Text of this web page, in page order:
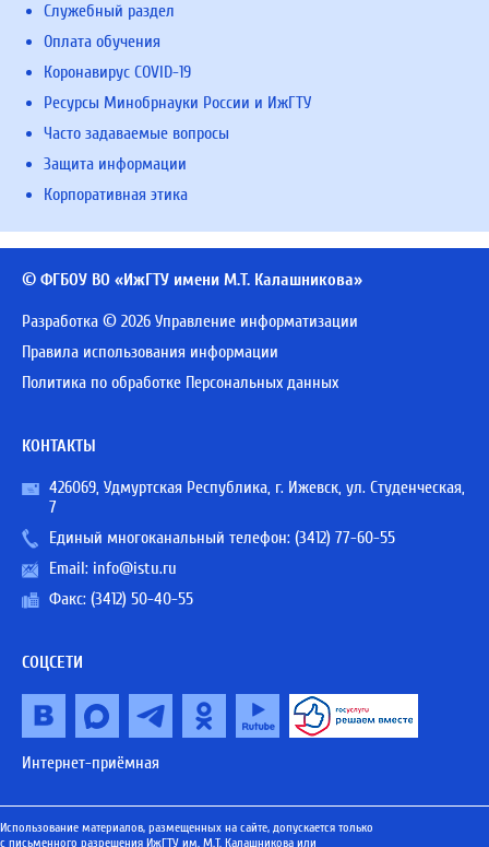
Служебный раздел
Оплата обучения
Коронавирус COVID-19
Ресурсы Минобрнауки России и ИжГТУ
Часто задаваемые вопросы
Защита информации
Корпоративная этика
© ФГБОУ ВО «ИжГТУ имени М.Т. Калашникова»
Разработка © 2026 Управление информатизации
Правила использования информации
Политика по обработке Персональных данных
КОНТАКТЫ
426069, Удмуртская Республика, г. Ижевск, ул. Студенческая,
7
Единый многоканальный телефон: (3412) 77-60-55
Email: info@istu.ru
Факс: (3412) 50-40-55
СОЦСЕТИ
Интернет-приёмная
Использование материалов, размещенных на сайте, допускается только
с письменного разрешения ИжГТУ им. М.Т. Калашникова или